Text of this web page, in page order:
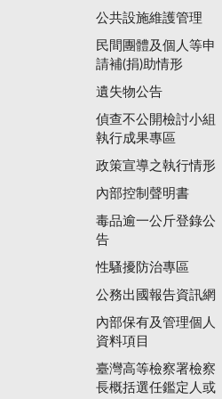
公共設施維護管理
民間團體及個人等申
請補(捐)助情形
遺失物公告
偵查不公開檢討小組
執行成果專區
政策宣導之執行情形
內部控制聲明書
毒品逾一公斤登錄公
告
性騷擾防治專區
公務出國報告資訊網
內部保有及管理個人
資料項目
臺灣高等檢察署檢察
長概括選任鑑定人或